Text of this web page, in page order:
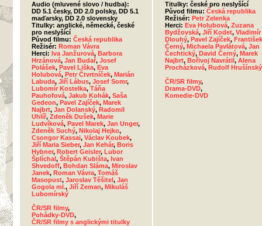
Audio (mluvené slovo / hudba):
DD 5.1 česky, DD 2.0 polsky, DD 5.1
maďarsky, DD 2.0 slovensky
Titulky: anglické, německé, české
pro neslyšící
Původ filmu: Česká republika
Režisér: Roman Vávra
Herci: Iva Janžurová, Barbora
Hrzánová, Jan Budař, Josef
Polášek, Pavel Liška, Eva
Holubová, Petr Čtvrtníček, Marián
Labuda, Jiří Lábus, Josef Somr,
Lubomír Kostelka, Táňa
Pauhofová, Jakub Kohák, Saša
Gedeon, Pavel Zajíček, Marek
Najbrt, Jan Dolanský, Radomil
Uhlíř, Zdeněk Dušek, Marie
Ludvíková, Pavel Marek, Jan Unger,
Zdeněk Suchý, Nikolaj Hejko,
Csongor Kassai, Václav Koubek,
Jiří Maria Sieber, Jan Kehár, Boris
Hybner, Robert Geisler, Lubor
Šplíchal, Štěpán Kubišta, Ivan
Shvedoff, Bohdan Sláma, Miroslav
Janek, Roman Vávra, Tomáš
Masopust, Jaroslav Těšitel, Jan
Gogola ml., Jiří Zeman, Mikuláš
Lubomírský
ČR/SR filmy,
Pohádky-DVD,
ČR/SR filmy s anglickými titulky
Titulky: české pro neslyšící
Původ filmu: Česká republika
Režisér: Petr Zelenka
Herci: Eva Holubová, Zuzana
Bydžovská, Jiří Kodet, Vladimír
Dlouhý, Pavel Zajíček, František
Černý, Michaela Pavlátová, Jan
Čechtický, David Černý, Marek
Najbrt, Bořivoj Navrátil, Alena
Procházková, Rudolf
ČR/SR filmy,
Drama-DVD,
Komedie-DVD